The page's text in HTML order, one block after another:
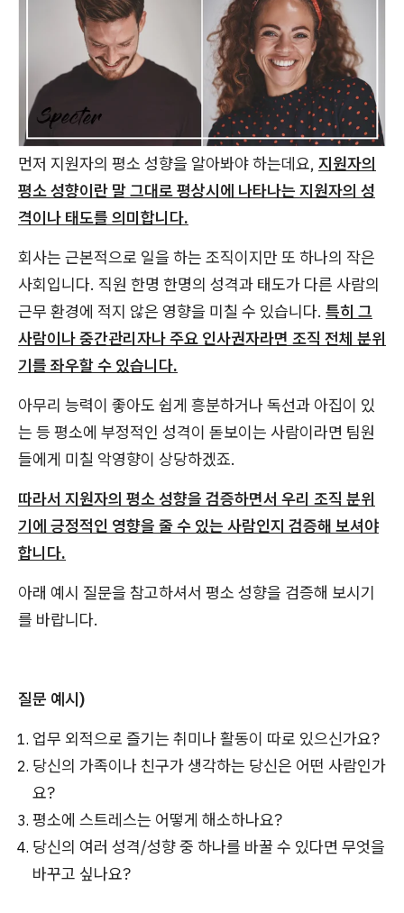
먼저 지원자의 평소 성향을 알아봐야 하는데요, 지원자의
평소 성향이란 말 그대로 평상시에 나타나는 지원자의 성
격이나 태도를 의미합니다.
회사는 근본적으로 일을 하는 조직이지만 또 하나의 작은
사회입니다. 직원 한명 한명의 성격과 태도가 다른 사람의
근무 환경에 적지 않은 영향을 미칠 수 있습니다. 특히 그
사람이나 중간관리자나 주요 인사권자라면 조직 전체 분위
기를 좌우할 수 있습니다.
아무리 능력이 좋아도 쉽게 흥분하거나 독선과 아집이 있
는 등 평소에 부정적인 성격이 돋보이는 사람이라면 팀원
들에게 미칠 악영향이 상당하겠죠.
따라서 지원자의 평소 성향을 검증하면서 우리 조직 분위
기에 긍정적인 영향을 줄 수 있는 사람인지 검증해 보셔야
합니다.
아래 예시 질문을 참고하셔서 평소 성향을 검증해 보시기
를 바랍니다.
질문 예시)
업무 외적으로 즐기는 취미나 활동이 따로 있으신가요?
당신의 가족이나 친구가 생각하는 당신은 어떤 사람인가
요?
평소에 스트레스는 어떻게 해소하나요?
당신의 여러 성격/성향 중 하나를 바꿀 수 있다면 무엇을
바꾸고 싶나요?